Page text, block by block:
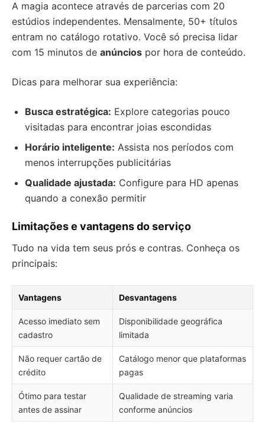
A magia acontece através de parcerias com 20
estúdios independentes. Mensalmente, 50+ títulos
entram no catálogo rotativo. Você só precisa lidar
com 15 minutos de anúncios por hora de conteúdo.
Dicas para melhorar sua experiência:
Busca estratégica: Explore categorias pouco
visitadas para encontrar joias escondidas
Horário inteligente: Assista nos períodos com
menos interrupções publicitárias
Qualidade ajustada: Configure para HD apenas
quando a conexão permitir
Limitações e vantagens do serviço
Tudo na vida tem seus prós e contras. Conheça os
principais:
Vantagens Desvantagens
Acesso imediato sem
cadastro
Disponibilidade geográfica
limitada
Não requer cartão de
crédito
Catálogo menor que plataformas
pagas
Ótimo para testar
antes de assinar
Qualidade de streaming varia
conforme anúncios